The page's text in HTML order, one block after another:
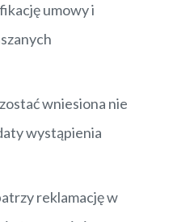
umowy i
wniesiona nie
wystąpienia
reklamację w